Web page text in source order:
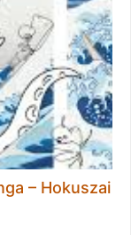
– Hokuszai